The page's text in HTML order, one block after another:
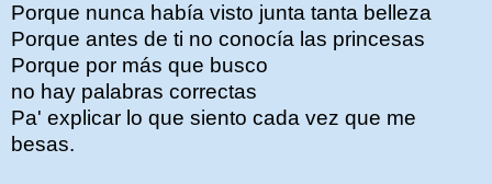
Porque nunca había visto junta tanta belleza
Porque antes de ti no conocía las princesas
Porque por más que busco
no hay palabras correctas
Pa' explicar lo que siento cada vez que me
besas.